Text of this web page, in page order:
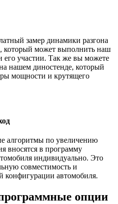
замер динамики разгона
может выполнить наш
участии. Так же вы можете
на нашем диностенде, который
мощности и крутящего
алгоритмы по увеличению
вносятся в программу
индивидуально. Это
совместимость и
конфигурации автомобиля.
опции